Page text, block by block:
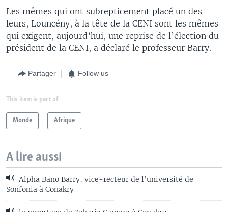
Les mêmes qui ont subrepticement placé un des
leurs, Louncény, à la tête de la CENI sont les mêmes
qui exigent, aujourd’hui, une reprise de l’élection du
président de la CENI, a déclaré le professeur Barry.
Partager Follow us
This item is part of
Monde Afrique
A lire aussi
Alpha Bano Barry, vice-recteur de l’université de
Sonfonia à Conakry